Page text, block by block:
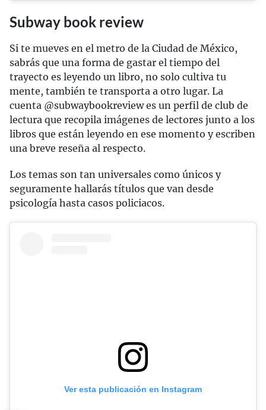
Subway book review
Si te mueves en el metro de la Ciudad de México,
sabrás que una forma de gastar el tiempo del
trayecto es leyendo un libro, no solo cultiva tu
mente, también te transporta a otro lugar. La
cuenta @subwaybookreview es un perfil de club de
lectura que recopila imágenes de lectores junto a los
libros que están leyendo en ese momento y escriben
una breve reseña al respecto.
Los temas son tan universales como únicos y
seguramente hallarás títulos que van desde
psicología hasta casos policiacos.
Ver esta publicación en Instagram